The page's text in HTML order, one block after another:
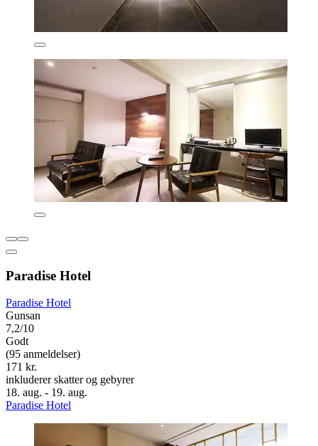
Paradise Hotel
Paradise Hotel
Gunsan
7,2/10
Godt
(95 anmeldelser)
171 kr.
inkluderer skatter og gebyrer
18. aug. - 19. aug.
Paradise Hotel